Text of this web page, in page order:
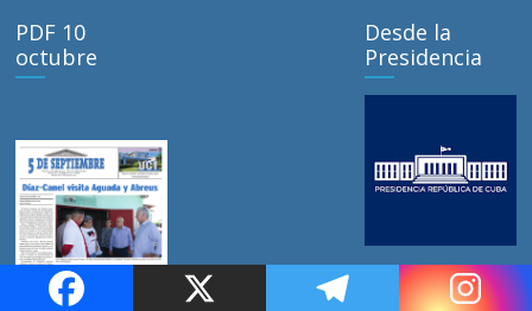
PDF 10
octubre
Desde la
Presidencia